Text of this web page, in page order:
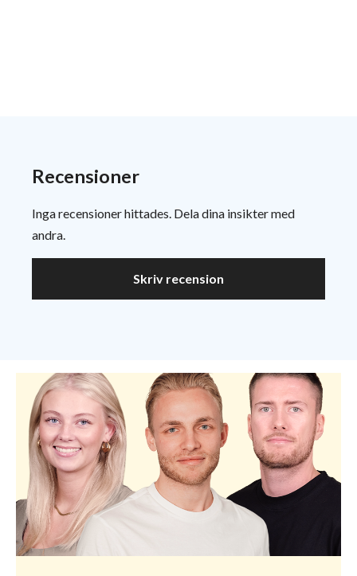
Recensioner
Inga recensioner hittades. Dela dina insikter med
andra.
Skriv recension